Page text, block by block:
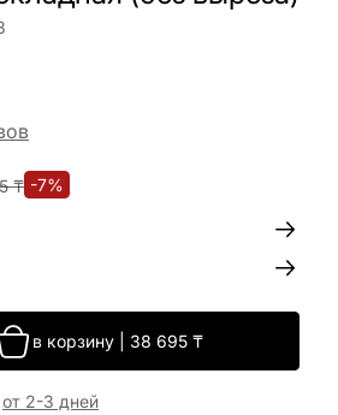
₸ -7%
в корзину| 38 695₸
от 2-3 дней